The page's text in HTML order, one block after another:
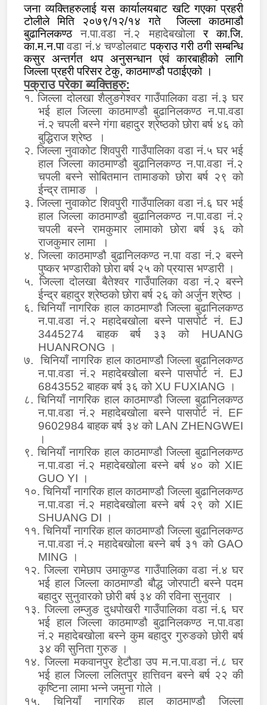
जना व्यक्तिहरुलाई यस कार्यालयबाट खटि गएका प्रहरी
टोलीले मिति २०७९/१२/१४ गते जिल्ला काठमाडौ
बुढानिलकण्ठन.पा.वडा नं.२ महादेबखोलार का.जि.
का.म.न.पावडा नं.४ चण्डोलबाटपक्राउ गरी ठगी सम्बन्धि
कसुर अन्तर्गत थप अनुसन्धान एवं कारबाहीको लागि
जिल्ला प्रहरी परिसर टेकु, काठमाण्डौ पठाईएको ।
पक्राउ परेका ब्यक्तिहरु:
१. जिल्लादोलखा शैलुङगेश्वर गाउँपालिका वडा नं.३ घर
भई हाल जिल्ला काठमाण्डौ बुढानिलकण्ठ न.पा.वडा
नं.२ चपली बस्ने गंगा बहादुर श्रेष्ठको छोरा बर्ष ४६ को
बुद्धिराज श्रेष्ठ
।
२. जिल्लानुवाकोट शिवपुरी गाउँपालिका वडा नं.५ घर भई
हाल जिल्ला काठमाण्डौ बुढानिलकण्ठ न.पा.वडा नं.२
चपली बस्ने सोबितमान तामाङको छोरा बर्ष २९ को
ईन्द्र तामाङ
।
३.जिल्लानुवाकोट शिवपुरी गाउँपालिका वडा नं.६ घर भई
हाल जिल्ला काठमाण्डौ बुढानिलकण्ठ न.पा.वडा नं.२
चपली बस्ने रामकुमार लामाको छोरा बर्ष ३६ को
राजकुमार लामा
।
४. जिल्लाकाठमाण्डौ बुढानिलकण्ठ न.पा वडा नं.२ बस्ने
पुष्कर भण्डारीको छोरा बर्ष २५ को प्रयास भण्डारी ।
५. जिल्ला दोलखा बैतेश्वर गाउँपालिका वडा नं.२ बस्ने
ईन्द्र बहादुर श्रेष्ठको छोरा बर्ष २६ को अर्जुन श्रेष्ठ ।
६. चिनियाँ नागरिक हाल काठमाण्डौ जिल्ला बुढानिलकण्ठ
न.पा.वडा नं.२ महादेबखोला बस्ने पासपोर्ट नं. EJ
3445274बाहक बर्ष ३३ को HUANG
HUANRONG
।
७. चिनियाँ नागरिक हाल काठमाण्डौ जिल्ला बुढानिलकण्ठ
न.पा.वडा नं.२ महादेबखोला बस्ने पासपोर्ट नं. EJ
6843552बाहक बर्ष ३६ कोXU FUXIANG
।
८. चिनियाँ नागरिक हाल काठमाण्डौ जिल्ला बुढानिलकण्ठ
न.पा.वडा नं.२ महादेबखोला बस्ने पासपोर्ट नं. EF
9602984बाहक बर्ष ३४ को LAN ZHENGWEI
।
९. चिनियाँ नागरिक हाल काठमाण्डौ जिल्ला बुढानिलकण्ठ
न.पा.वडा नं.२ महादेबखोला बस्ने बर्ष ४० को XIE
GUO YI
।
१०. चिनियाँ नागरिक हाल काठमाण्डौ जिल्ला बुढानिलकण्ठ
न.पा.वडा नं.२ महादेबखोला बस्ने बर्ष २९ को XIE
SHUANG DI
।
११. चिनियाँ नागरिक हाल काठमाण्डौ जिल्ला बुढानिलकण्ठ
न.पा.वडा नं.२ महादेबखोला बस्ने बर्ष ३१ को GAO
MING
।
१२. जिल्ला रामेछाप उमाकुण्ड गाउँपालिका वडा नं.४ घर
भई हाल जिल्ला काठमाण्डौ बौद्ध जोरपाटी बस्ने पदम
बहादुर सुनुवारको छोरी बर्ष ३४ की रविना सुनुवार ।
१३. जिल्ला लम्जुङ दुधपोखरी गाउँपालिका वडा नं.६ घर
भई हाल जिल्ला काठमाण्डौ बुढानिलकण्ठ न.पा.वडा
नं.२ महादेबखोला बस्ने कुम बहादुर गुरुङको छोरी बर्ष
३४ की सुनिता गुरुङ ।
१४. जिल्ला मकवानपुर हेटौडा उप म.न.पा.वडा नं.८ घर
भई हाल जिल्ला ललितपुर हात्तिवन बस्ने बर्ष २२ की
कृष्टिना लामा भन्ने जमुना गोले ।
१५. चिनियाँ नागरिक हाल काठमाण्डौ जिल्ला